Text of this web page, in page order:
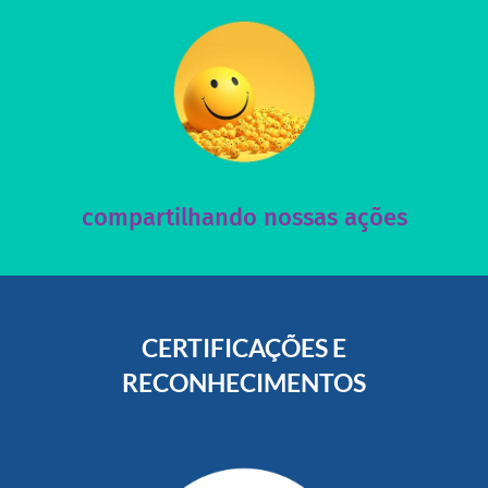
compartilhando nossas ações
Acesse nossas redes sociais e nos ajude compartilhando
nossos posts e nosso site!
acesse nosso instagram
CERTIFICAÇÕES E
RECONHECIMENTOS